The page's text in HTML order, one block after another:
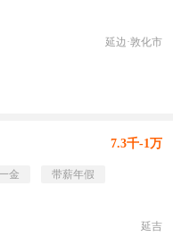
延边·敦化市
7.3千-1万
金
带薪年假
延吉